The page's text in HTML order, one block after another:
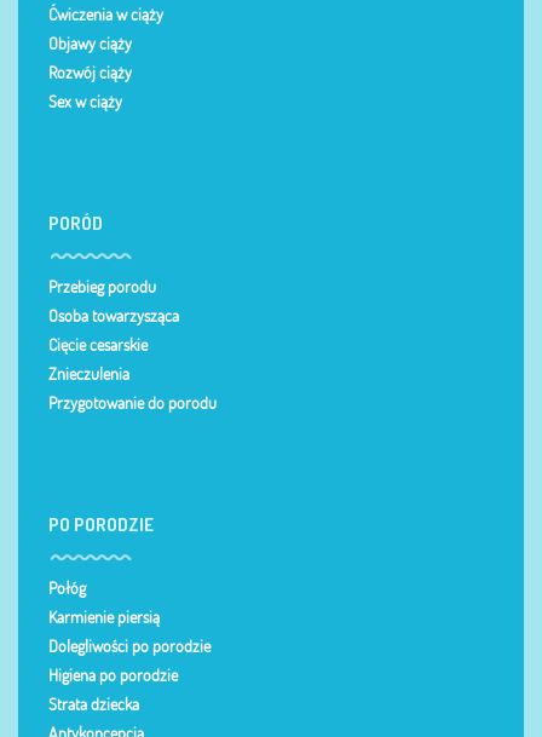
Ćwiczenia w ciąży
Objawy ciąży
Rozwój ciąży
Sex w ciąży
PORÓD
Przebieg porodu
Osoba towarzysząca
Cięcie cesarskie
Znieczulenia
Przygotowanie do porodu
PO PORODZIE
Połóg
Karmienie piersią
Dolegliwości po porodzie
Higiena po porodzie
Strata dziecka